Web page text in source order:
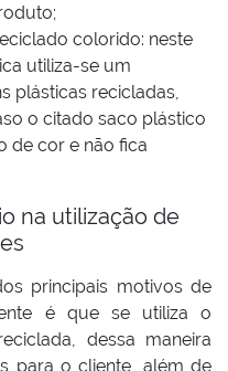
colorido: neste
utiliza-se um
plásticas recicladas,
o citado saco plástico
de cor e não fica
na utilização de
principais motivos de
é que se utiliza o
dessa maneira
para o cliente, além de